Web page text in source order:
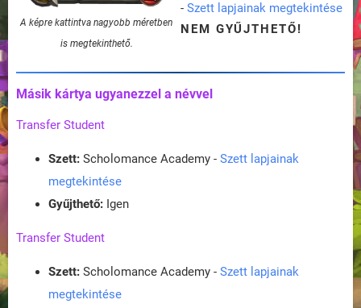
A képre kattintva nagyobb méretben
is megtekinthető.
- Szett lapjainak megtekintése
NEM GYŰJTHETŐ!
Másik kártya ugyanezzel a névvel
Transfer Student
Szett: Scholomance Academy - Szett lapjainak
megtekintése
Gyűjthető: Igen
Transfer Student
Szett: Scholomance Academy - Szett lapjainak
megtekintése